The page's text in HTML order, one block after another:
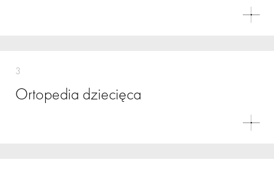
3
Ortopedia dziecięca